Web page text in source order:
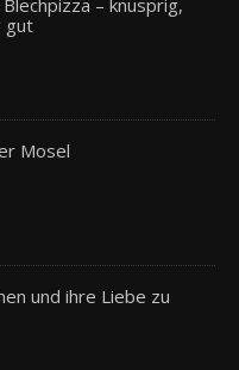
gut
Mosel
und ihre Liebe zu